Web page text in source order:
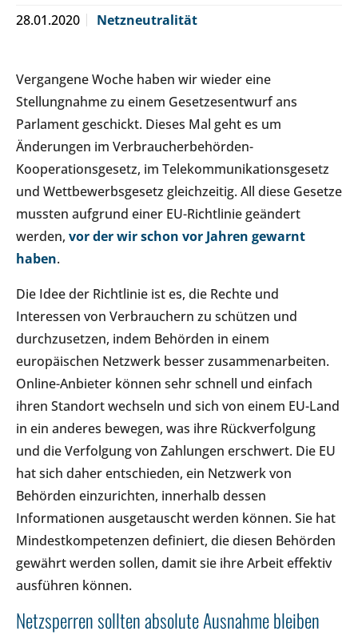
28.01.2020 Netzneutralität
Vergangene Woche haben wir wieder eine
Stellungnahme zu einem Gesetzesentwurf ans
Parlament geschickt. Dieses Mal geht es um
Änderungen im Verbraucherbehörden-
Kooperationsgesetz, im Telekommunikationsgesetz
und Wettbewerbsgesetz gleichzeitig. All diese Gesetze
mussten aufgrund einer EU-Richtlinie geändert
werden, vor der wir schon vor Jahren gewarnt
haben.
Die Idee der Richtlinie ist es, die Rechte und
Interessen von Verbrauchern zu schützen und
durchzusetzen, indem Behörden in einem
europäischen Netzwerk besser zusammenarbeiten.
Online-Anbieter können sehr schnell und einfach
ihren Standort wechseln und sich von einem EU-Land
in ein anderes bewegen, was ihre Rückverfolgung
und die Verfolgung von Zahlungen erschwert. Die EU
hat sich daher entschieden, ein Netzwerk von
Behörden einzurichten, innerhalb dessen
Informationen ausgetauscht werden können. Sie hat
Mindestkompetenzen definiert, die diesen Behörden
gewährt werden sollen, damit sie ihre Arbeit effektiv
ausführen können.
Netzsperren sollten absolute Ausnahme bleiben